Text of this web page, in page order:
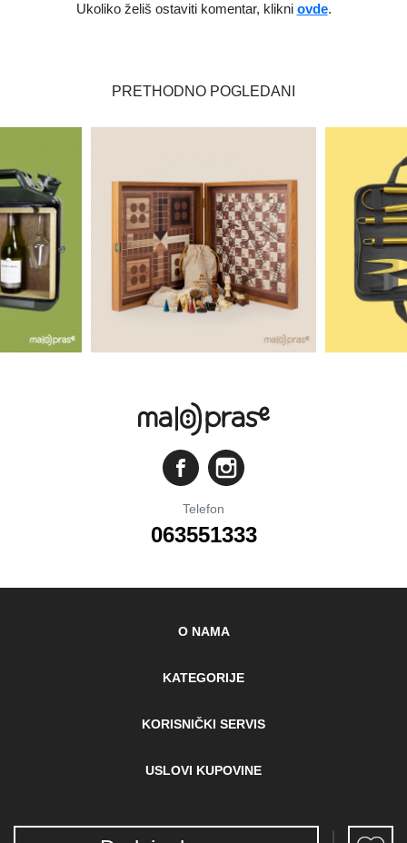
Ukoliko želiš ostaviti komentar, klikni ovde.
PRETHODNO POGLEDANI
Telefon
063551333
O NAMA
KATEGORIJE
KORISNIČKI SERVIS
USLOVI KUPOVINE